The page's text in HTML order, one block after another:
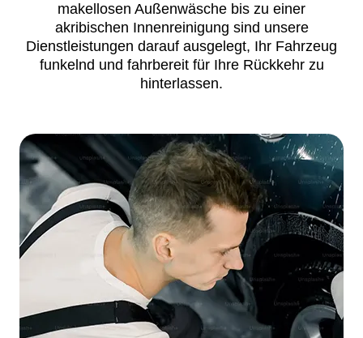
makellosen Außenwäsche bis zu einer
akribischen Innenreinigung sind unsere
Dienstleistungen darauf ausgelegt, Ihr Fahrzeug
funkelnd und fahrbereit für Ihre Rückkehr zu
hinterlassen.